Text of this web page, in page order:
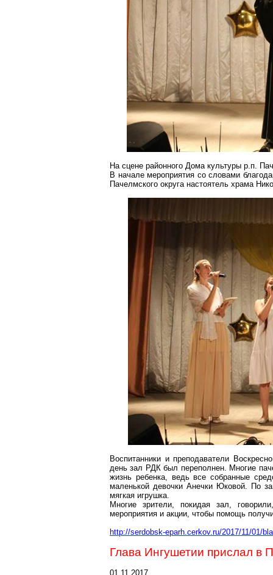
На сцене районного Дома культуры р.п.
В начале мероприятия со словами
Пачелмского округа настоятель храма
Воспитанники и преподаватели
день зал РДК был переполнен. Многие
жизнь ребенка, ведь все собранные
маленькой девочки Анечки Юковой. По
мягкая игрушка.
Многие зрители, покидая зал,
мероприятия и акции, чтобы помощь
http://serdobsk-eparh.cerkov.ru/2017/11/01/
Глава Ингушетии прислал в
01.11.2017